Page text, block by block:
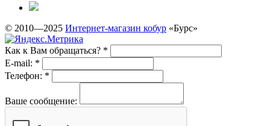
© 2010—2025 Интернет-магазин кобур «Бурс»
Как к Вам обращаться? *
E-mail: *
Телефон: *
Ваше сообщение: